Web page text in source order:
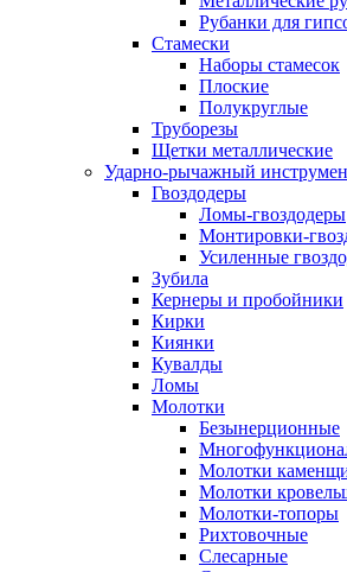
Рубанки для
Стамески
Наборы стамесок
Плоские
Полукруглые
Труборезы
Щетки металлические
Ударно-рычажный
Гвоздодеры
Ломы-гвоздодеры
Монтировки-
Усиленные
Зубила
Кернеры и пробойники
Кирки
Киянки
Кувалды
Ломы
Молотки
Безынерционные
Молотки
Молотки
Молотки-топоры
Рихтовочные
Слесарные